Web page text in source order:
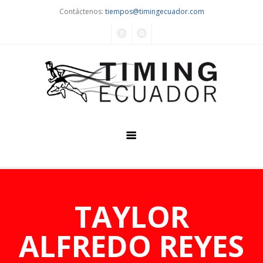
Contáctenos: tiempos@timingecuador.com
Servicios
Eventos
TAYLOR
ALFREDO REYES